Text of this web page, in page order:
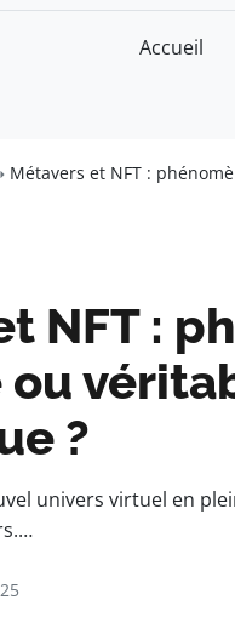
Accueil
Métavers et NFT :
NFT :
ou
?
univers virtuel en